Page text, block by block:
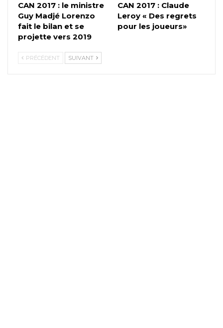
CAN 2017 : le ministre
Guy Madjé Lorenzo
fait le bilan et se
projette vers 2019
CAN 2017 : Claude
Leroy « Des regrets
pour les joueurs»
PRÉCÉDENT SUIVANT